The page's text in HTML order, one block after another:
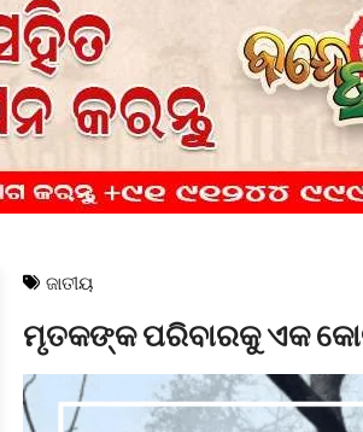
ଜାତୀୟ
ମୃତକଙ୍କ ପରିବାରକୁ ଏକ କୋଟି